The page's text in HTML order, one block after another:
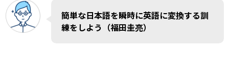
簡単な日本語を瞬時に英語に変換する訓
練をしよう（福田圭亮）